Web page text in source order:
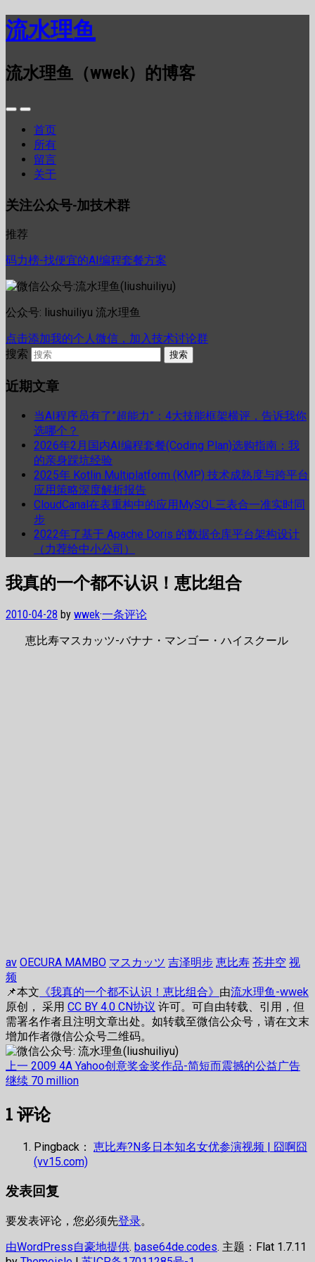
流水理鱼
流水理鱼（wwek）的博客
首页
所有
留言
关于
关注公众号-加技术群
推荐
码力榜-找便宜的AI编程套餐方案
公众号: liushuiliyu 流水理鱼
点击添加我的个人微信，加入技术讨论群
搜索
近期文章
当AI程序员有了”超能力”：4大技能框架横评，告诉我你
选哪个？
2026年2月国内AI编程套餐(Coding Plan)选购指南：我
的亲身踩坑经验
2025年 Kotlin Multiplatform (KMP) 技术成熟度与跨平台
应用策略深度解析报告
CloudCanal在表重构中的应用MySQL三表合一准实时同
步
2022年了基于 Apache Doris 的数据仓库平台架构设计
（力荐给中小公司）
我真的一个都不认识！恵比组合
2010-04-28 by wwek·一条评论
恵比寿マスカッツ-バナナ・マンゴー・ハイスクール
av OECURA MAMBO マスカッツ 吉泽明步 恵比寿 苍井空 视
频
📌本文 《我真的一个都不认识！恵比组合》 由流水理鱼-wwek
原创， 采用 CC BY 4.0 CN协议 许可。可自由转载、引用，但
需署名作者且注明文章出处。如转载至微信公众号，请在文末
增加作者微信公众号二维码。
文
章
导
上一 上
篇
章：
2009 4A Yahoo创意奖金奖作品-简短而震撼的公益广告
继续 下
文
章：
70 million
1评论
Pingback： 恵比寿?N多日本知名女优参演视频 | 囧啊囧
(vv15.com)
发表回复
要发表评论，您必须先登录。
由WordPress自豪地提供. base64de.codes. 主题：Flat 1.7.11